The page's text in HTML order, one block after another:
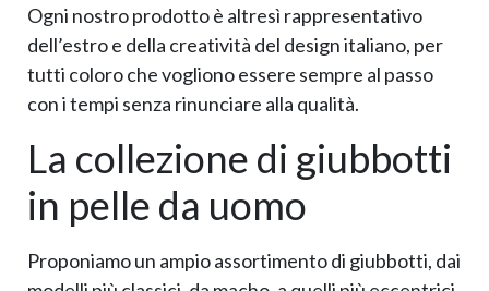
Ogni nostro prodotto è altresì rappresentativo
dell’estro e della creatività del design italiano, per
tutti coloro che vogliono essere sempre al passo
con i tempi senza rinunciare alla qualità.
La collezione di giubbotti
in pelle da uomo
Proponiamo un ampio assortimento di giubbotti, dai